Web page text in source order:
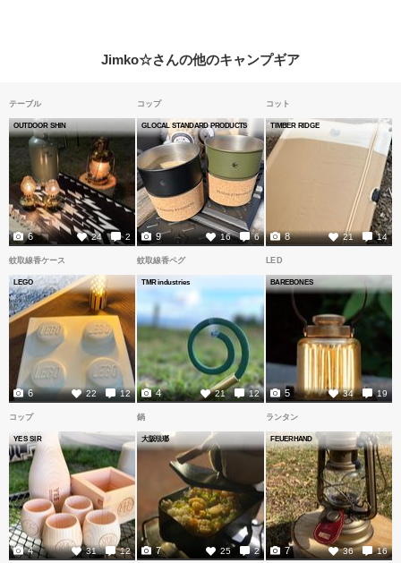
Jimko☆さんの他のキャンプギア
テーブル
OUTDOOR SHIN
24 2
6
コップ
GLOCAL STANDARD PRODUCTS
16 6
9
コット
TIMBER RIDGE
21 14
8
蚊取線香ケース
LEGO
22 12
6
蚊取線香ペグ
TMR industries
21 12
4
LED
BAREBONES
34 19
5
コップ
YES SIR
31 12
4
鍋
大阪琺瑯
25 2
7
ランタン
FEUERHAND
36 16
7